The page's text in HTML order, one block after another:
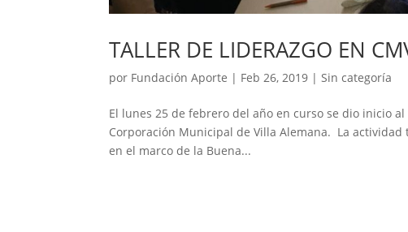
TALLER DE LIDERAZGO EN
por Fundación Aporte | Feb 26, 2019 | Sin categoría
El lunes 25 de febrero del año en curso se dio inicio
Corporación Municipal de Villa Alemana. La
en el marco de la Buena...